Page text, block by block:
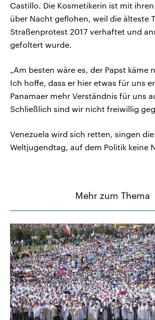
Castillo. Die Kosmetikerin ist mit
über Nacht geflohen, weil die älteste
Straßenprotest 2017 verhaftet und
gefoltert wurde.
„Am besten wäre es, der Papst käme
Ich hoffe, dass er hier etwas für uns
Panamaer mehr Verständnis für uns
Schließlich sind wir nicht freiwillig
Venezuela wird sich retten, singen
Weltjugendtag, auf dem Politik keine
Mehr zum Thema